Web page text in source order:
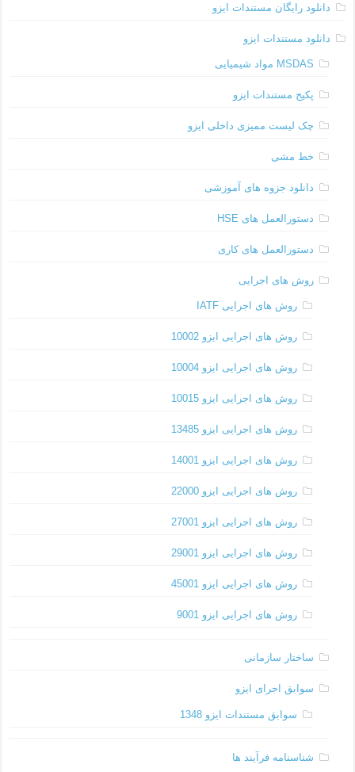
دانلود رایگان مستندات ایزو
دانلود مستندات ایزو
MSDAS مواد شیمیایی
پکیج مستندات ایزو
چک لیست ممیزی داخلی ایزو
خط مشی
دانلود جزوه های آموزشی
دستورالعمل های HSE
دستورالعمل های کاری
روش های اجرایی
روش های اجرایی IATF
روش های اجرایی ایزو 10002
روش های اجرایی ایزو 10004
روش های اجرایی ایزو 10015
روش های اجرایی ایزو 13485
روش های اجرایی ایزو 14001
روش های اجرایی ایزو 22000
روش های اجرایی ایزو 27001
روش های اجرایی ایزو 29001
روش های اجرایی ایزو 45001
روش های اجرایی ایزو 9001
ساختار سازمانی
سوابق اجرای ایزو
سوابق مستندات ایزو 1348
شناسنامه فرآیند ها